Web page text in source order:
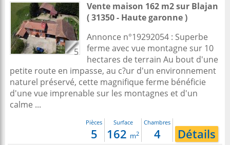
5
Vente maison 162 m2sur Blajan
( 31350 - Haute garonne )
Annonce n°19292054 : Superbe
ferme avec vue montagne sur 10
hectares de terrain Au bout d'une
petite route en impasse, au c?ur d'un environnement
naturel préservé, cette magnifique ferme bénéficie
d'une vue imprenable sur les montagnes et d'un
calme ...
Pièces
5
Surface
162 m2
Chambres
4 Détails